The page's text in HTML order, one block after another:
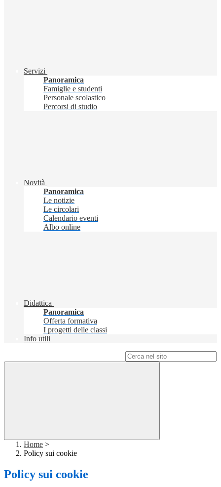
Servizi
Panoramica
Famiglie e studenti
Personale scolastico
Percorsi di studio
Novità
Panoramica
Le notizie
Le circolari
Calendario eventi
Albo online
Didattica
Panoramica
Offerta formativa
I progetti delle classi
Info utili
Home >
Policy sui cookie
Policy sui cookie